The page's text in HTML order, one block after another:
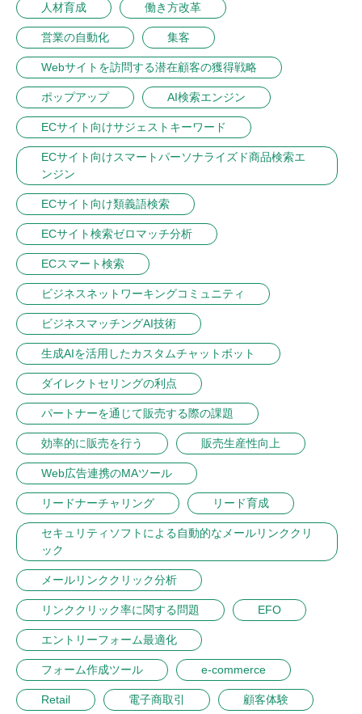
人材育成 働き方改革
営業の自動化 集客
Webサイトを訪問する潜在顧客の獲得戦略
ポップアップ AI検索エンジン
ECサイト向けサジェストキーワード
ECサイト向けスマートパーソナライズド商品検索エ
ンジン
ECサイト向け類義語検索
ECサイト検索ゼロマッチ分析
ECスマート検索
ビジネスネットワーキングコミュニティ
ビジネスマッチングAI技術
生成AIを活用したカスタムチャットボット
ダイレクトセリングの利点
パートナーを通じて販売する際の課題
効率的に販売を行う 販売生産性向上
Web広告連携のMAツール
リードナーチャリング リード育成
セキュリティソフトによる自動的なメールリンククリ
ック
メールリンククリック分析
リンククリック率に関する問題 EFO
エントリーフォーム最適化
フォーム作成ツール e-commerce
Retail 電子商取引 顧客体験